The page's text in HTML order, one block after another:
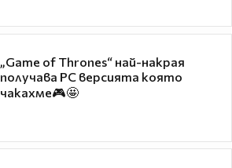
„Game of Thrones“ най-накрая
получава PC версията която
чакахме🎮🤩